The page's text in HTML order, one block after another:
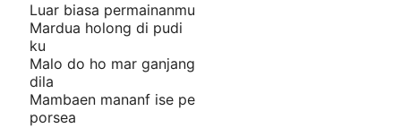
Luar biasa permainanmu
Mardua holong di pudi
ku
Malo do ho mar ganjang
dila
Mambaen mananf ise pe
porsea